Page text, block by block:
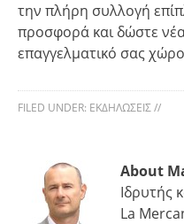
την πλήρη συλλογή
προσφορά και δώστε
επαγγελματικό σας
FILED UNDER: ΕΚΔΗΛΏΣΕΙΣ//
About
Ιδρυτής
La